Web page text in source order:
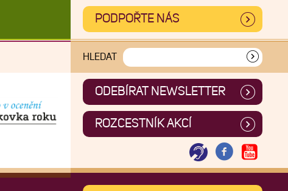
PODPOŘTE NÁS
HLEDAT
ODEBÍRAT NEWSLETTER
ROZCESTNÍK AKCÍ